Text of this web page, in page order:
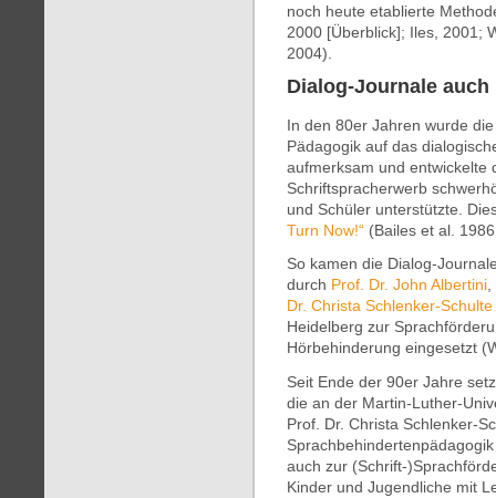
noch heute etablierte
2000 [Überblick]; Iles, 2001;
2004).
Dialog-Journale
In den 80er Jahren wurde
Pädagogik auf das
aufmerksam und entwickelte
Schriftspracherwerb
und Schüler unterstützte.
Turn Now!“ (Bailes et al.
So kamen die Dialog-
durch Prof. Dr. John Albertini,
Dr. Christa Schlenker-Schulte
Heidelberg zur
Hörbehinderung eingesetzt
Seit Ende der 90er Jahre
die an der Martin-Luther-
Prof. Dr. Christa Schlenker-
auch zur (Schrift-
Kinder und Jugendliche mit